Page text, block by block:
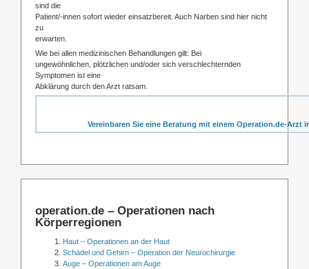
sind die
Patient/-innen sofort wieder einsatzbereit. Auch Narben sind hier nicht
zu
erwarten.
Wie bei allen medizinischen Behandlungen gilt: Bei
ungewöhnlichen, plötzlichen und/oder sich verschlechternden
Symptomen ist eine
Abklärung durch den Arzt ratsam.
Vereinbaren Sie eine Beratung mit einem Operation.de-Arzt
operation.de – Operationen nach
Körperregionen
Haut – Operationen an der Haut
Schädel und Gehirn – Operation der Neurochirurgie
Auge – Operationen am Auge